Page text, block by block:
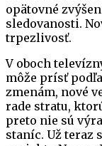
opätovné
sledovanosti.
trpezlivosť.
V oboch
môže prísť
zmenám, nové
rade stratu,
preto nie sú
staníc. Už teraz